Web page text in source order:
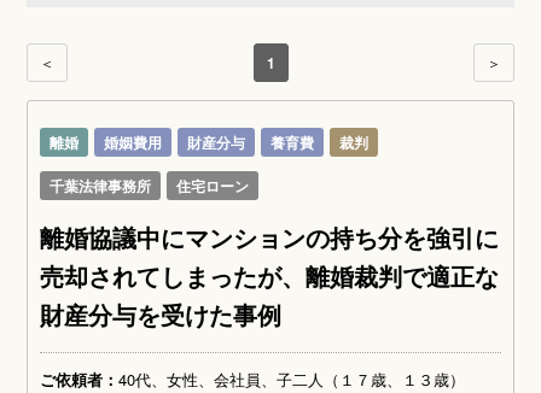
＜ 1 ＞
離婚 婚姻費用 財産分与 養育費
裁判
千葉法律事務所
住宅ローン
離婚協議中にマンションの持ち分を強引に
売却されてしまったが、離婚裁判で適正な
財産分与を受けた事例
ご依頼者：40代、女性、会社員、子二人（１７歳、１３歳）